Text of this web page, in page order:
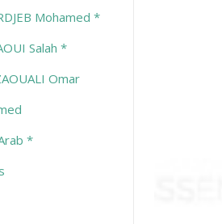
Mohamed *
Salah *
Omar
*